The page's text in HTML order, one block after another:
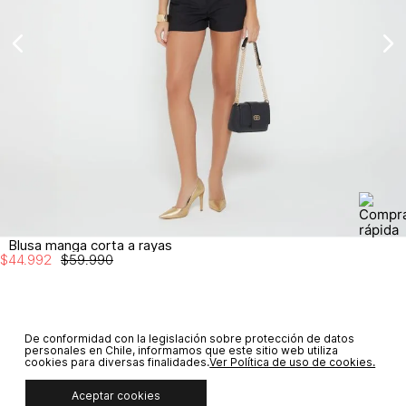
No planchar con vapor
Blusa manga corta a rayas
$59.990
$44.992
SUSCRÍBETE A NUESTRO NEWSLETTER
De conformidad con la legislación sobre protección de datos
personales en Chile, informamos que este sitio web utiliza
cookies para diversas finalidades.Ver Política de uso de cookies.
Aceptar cookies